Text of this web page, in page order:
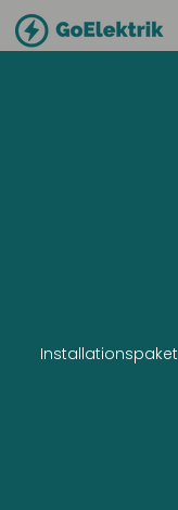
Installationspaket